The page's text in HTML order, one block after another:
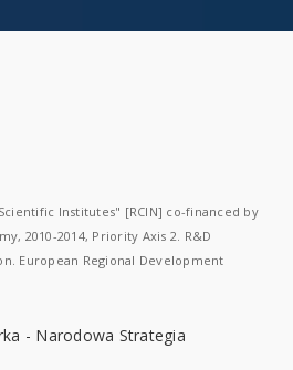
Institutes" [RCIN] co-financed by
2010-2014, Priority Axis 2. R&D
European Regional Development